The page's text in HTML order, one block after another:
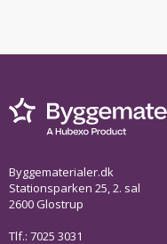
Byggematerialer.dk
Stationsparken 25, 2. sal
2600 Glostrup
Tlf.: 7025 3031